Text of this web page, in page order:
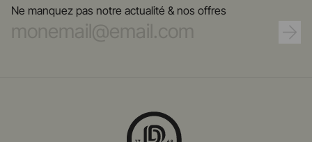
Ne manquez pas notre actualité & nos offres